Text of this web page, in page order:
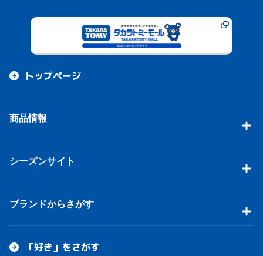
トップページ
商品情報
シーズンサイト
ブランドからさがす
「好き」をさがす